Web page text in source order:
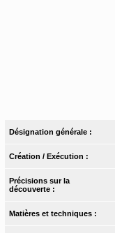
Désignation générale :
Création / Exécution :
Précisions sur la
découverte :
Matières et techniques :